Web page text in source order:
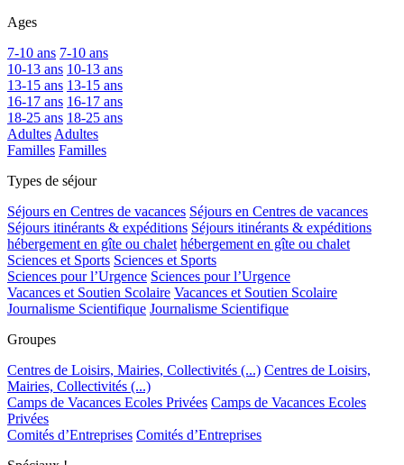
Ages
7-10 ans 7-10 ans
10-13 ans 10-13 ans
13-15 ans 13-15 ans
16-17 ans 16-17 ans
18-25 ans 18-25 ans
Adultes Adultes
Familles Familles
Types de séjour
Séjours en Centres de vacances Séjours en Centres de vacances
Séjours itinérants & expéditions Séjours itinérants & expéditions
hébergement en gîte ou chalet hébergement en gîte ou chalet
Sciences et Sports Sciences et Sports
Sciences pour l’Urgence Sciences pour l’Urgence
Vacances et Soutien Scolaire Vacances et Soutien Scolaire
Journalisme Scientifique Journalisme Scientifique
Groupes
Centres de Loisirs, Mairies, Collectivités (...) Centres de Loisirs,
Mairies, Collectivités (...)
Camps de Vacances Ecoles Privées Camps de Vacances Ecoles
Privées
Comités d’Entreprises Comités d’Entreprises